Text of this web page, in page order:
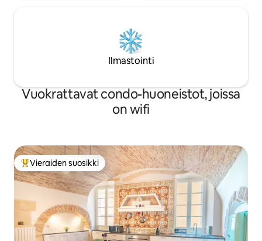
Ilmastointi
Vuokrattavat condo-huoneistot, joissa
on wifi
Vieraiden suosikkien parhaimmistoa
Vieraiden suosikki